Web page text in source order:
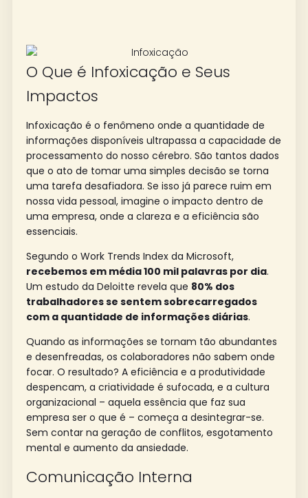
O Que é Infoxicação e Seus
Impactos
Infoxicação é o fenômeno onde a quantidade de
informações disponíveis ultrapassa a capacidade de
processamento do nosso cérebro. São tantos dados
que o ato de tomar uma simples decisão se torna
uma tarefa desafiadora. Se isso já parece ruim em
nossa vida pessoal, imagine o impacto dentro de
uma empresa, onde a clareza e a eficiência são
essenciais.
Segundo o Work Trends Index da Microsoft,
recebemos em média 100 mil palavras por dia.
Um estudo da Deloitte revela que 80% dos
trabalhadores se sentem sobrecarregados
com a quantidade de informações diárias.
Quando as informações se tornam tão abundantes
e desenfreadas, os colaboradores não sabem onde
focar. O resultado? A eficiência e a produtividade
despencam, a criatividade é sufocada, e a cultura
organizacional – aquela essência que faz sua
empresa ser o que é – começa a desintegrar-se.
Sem contar na geração de conflitos, esgotamento
mental e aumento da ansiedade.
Comunicação Interna